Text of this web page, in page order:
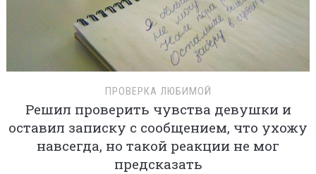
ПРОВЕРКА ЛЮБИМОЙ
Решил проверить чувства девушки и
оставил записку с сообщением, что ухожу
навсегда, но такой реакции не мог
предсказать